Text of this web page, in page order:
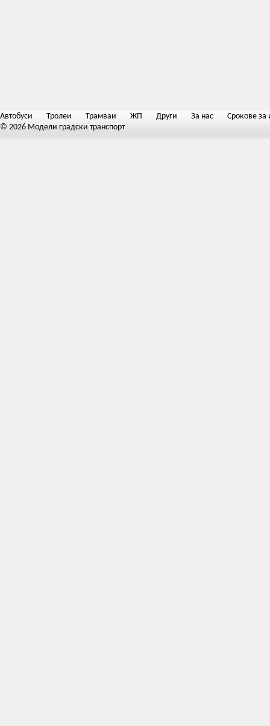
Автобуси Тролеи Трамваи ЖП Други За нас
Срокове за
© 2026 Модели градски транспорт